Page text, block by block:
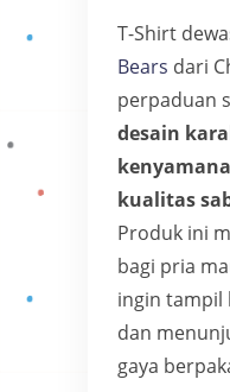
T-Shirt
Bears dari
perpaduan
desain
kualitas
Produk ini
bagi pria
ingin tampil
dan
gaya